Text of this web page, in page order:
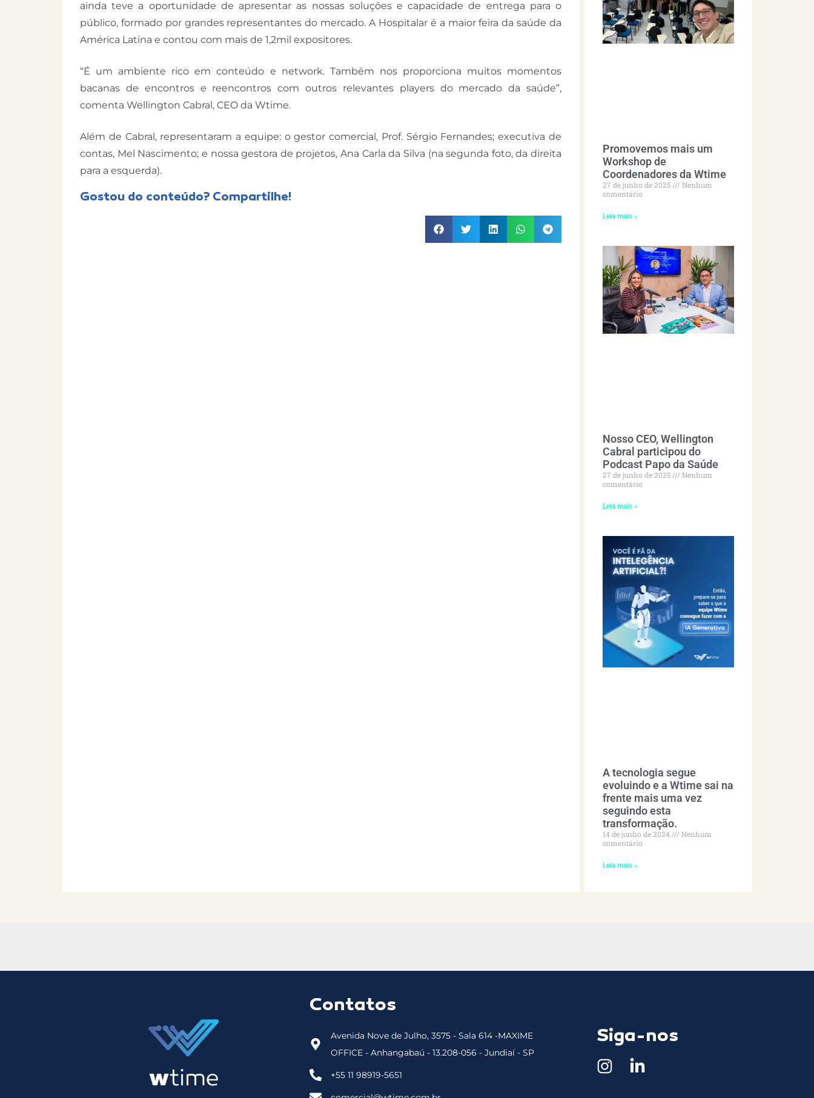
ainda teve a oportunidade de apresentar as nossas soluções e capacidade de entrega para o
público, formado por grandes representantes do mercado. A Hospitalar é a maior feira da saúde da
América Latina e contou com mais de 1,2mil expositores.
“É um ambiente rico em conteúdo e network. Também nos proporciona muitos momentos
bacanas de encontros e reencontros com outros relevantes players do mercado da saúde”,
comenta Wellington Cabral, CEO da Wtime.
Além de Cabral, representaram a equipe: o gestor comercial, Prof. Sérgio Fernandes; executiva de
contas, Mel Nascimento; e nossa gestora de projetos, Ana Carla da Silva (na segunda foto, da direita
para a esquerda).
Gostou do conteúdo? Compartilhe!
Promovemos mais um
Workshop de
Coordenadores da Wtime
27 de junho de 2025
Nenhum
comentário
Leia mais »
Nosso CEO, Wellington
Cabral participou do
Podcast Papo da Saúde
27 de junho de 2025
Nenhum
comentário
Leia mais »
A tecnologia segue
evoluindo e a Wtime sai na
frente mais uma vez
seguindo esta
transformação.
14 de junho de 2024
Nenhum
comentário
Leia mais »
Contatos
Avenida Nove de Julho, 3575 - Sala 614 -MAXIME
OFFICE - Anhangabaú - 13.208-056 - Jundiaí - SP
+55 11 98919-5651
Siga-nos